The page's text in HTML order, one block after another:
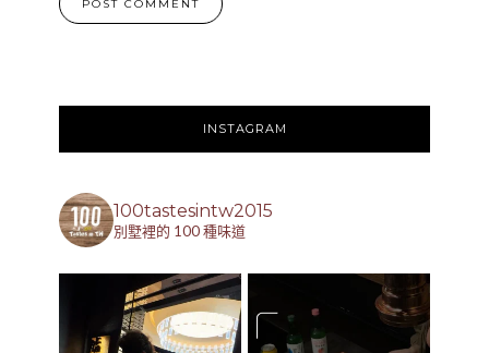
INSTAGRAM
100tastesintw2015
別墅裡的 100 種味道